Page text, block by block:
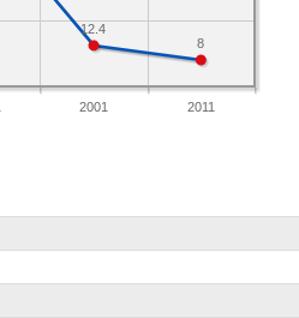
2001 2011
8
12.4